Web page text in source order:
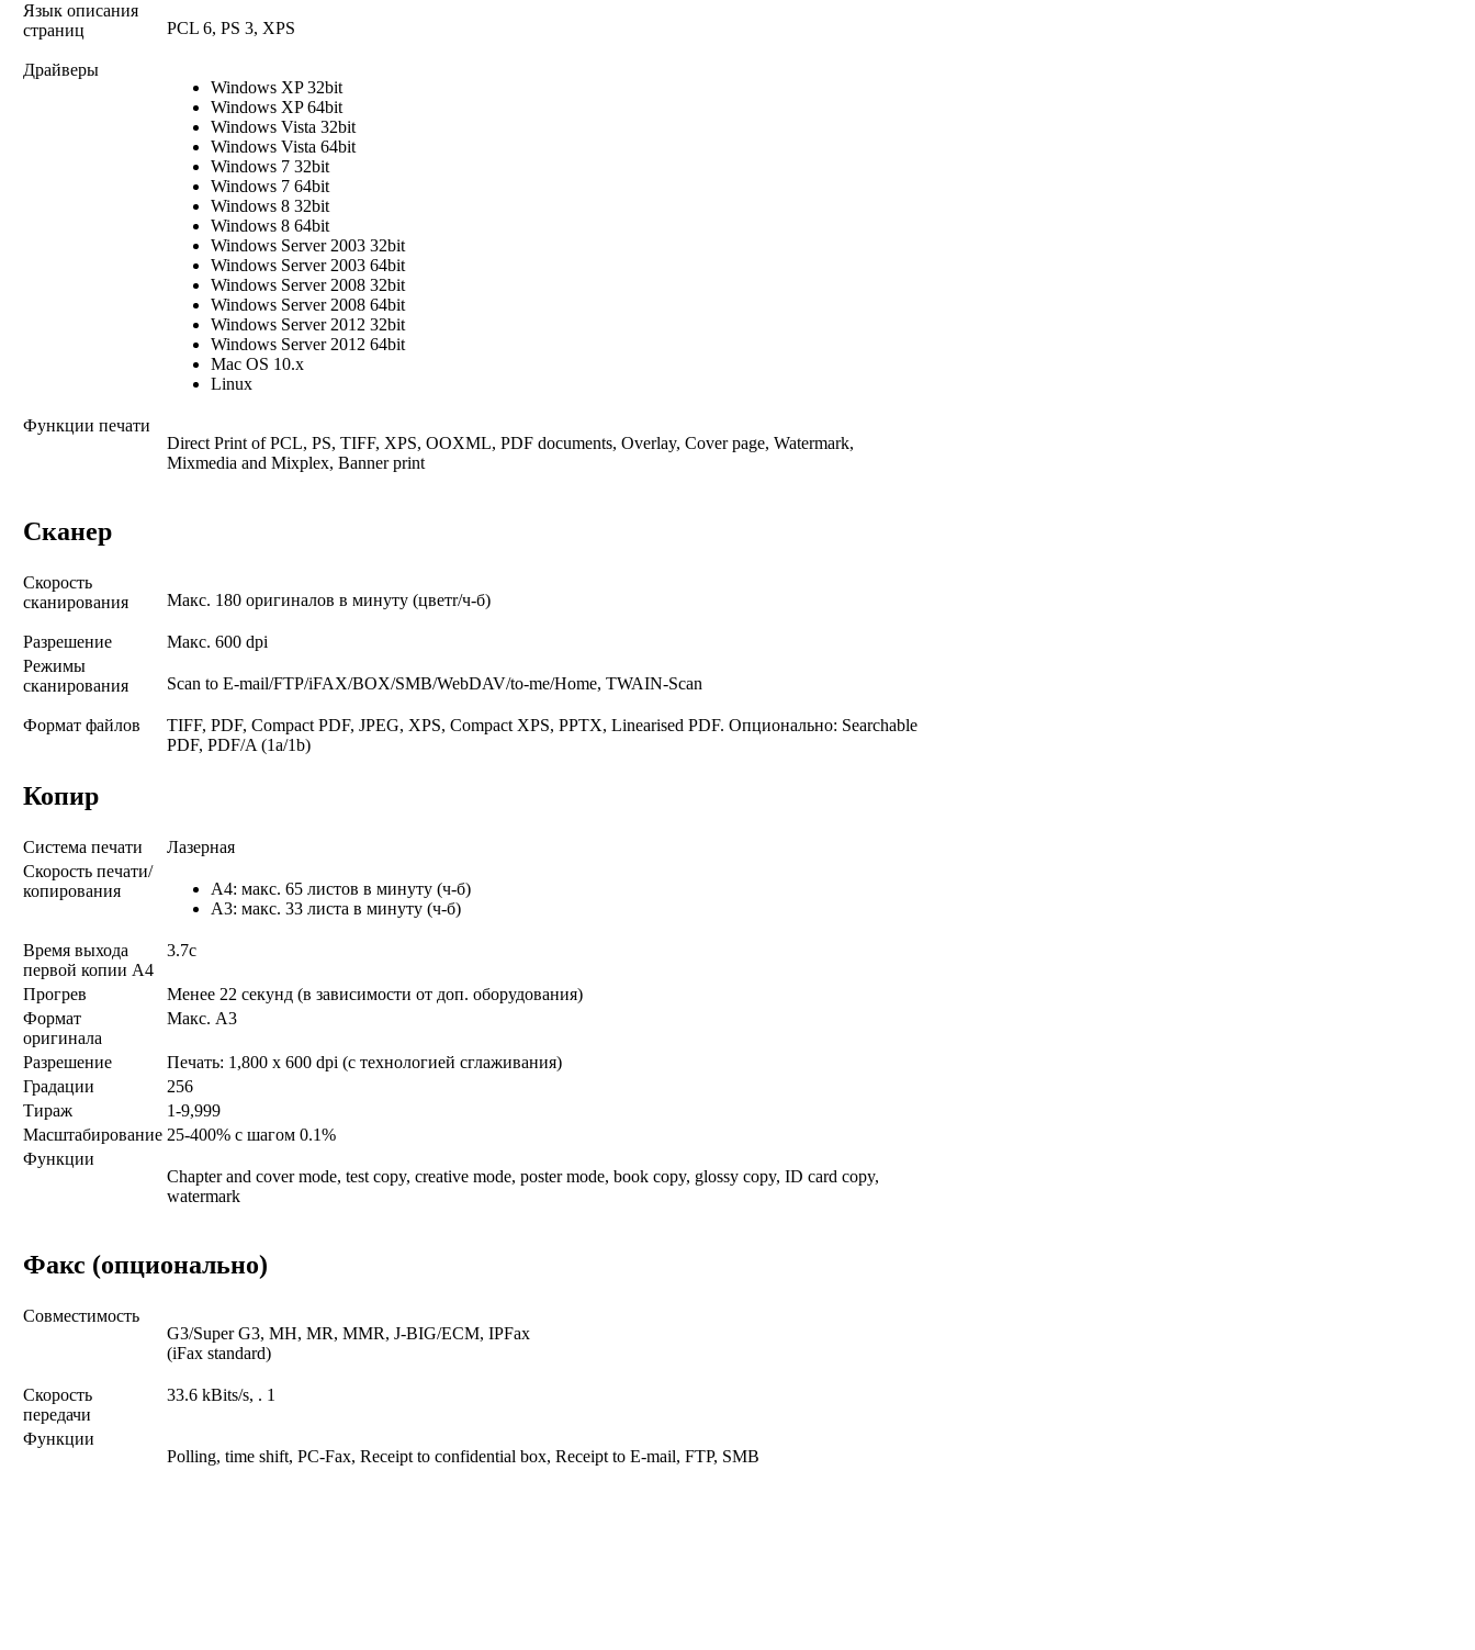
Язык описания
страниц
PCL 6, PS 3, XPS
Драйверы
Windows XP 32bit
Windows XP 64bit
Windows Vista 32bit
Windows Vista 64bit
Windows 7 32bit
Windows 7 64bit
Windows 8 32bit
Windows 8 64bit
Windows Server 2003 32bit
Windows Server 2003 64bit
Windows Server 2008 32bit
Windows Server 2008 64bit
Windows Server 2012 32bit
Windows Server 2012 64bit
Mac OS 10.x
Linux
Функции печати
Direct Print of PCL, PS, TIFF, XPS, OOXML, PDF documents, Overlay, Cover page, Watermark,
Mixmedia and Mixplex, Banner print
Сканер
Скорость
сканирования
Макс. 180 оригиналов в минуту (цветr/ч-б)
Разрешение
Макс. 600 dpi
Режимы
сканирования
Scan to E-mail/FTP/iFAX/BOX/SMB/WebDAV/to-me/Home, TWAIN-Scan
Формат файлов
TIFF, PDF, Compact PDF, JPEG, XPS, Compact XPS, PPTX, Linearised PDF. Опционально: Searchable
PDF, PDF/A (1a/1b)
Копир
Система печати
Лазерная
Скорость печати/
копирования
A4: макс. 65 листов в минуту (ч-б)
A3: макс. 33 листа в минуту (ч-б)
Время выхода
первой копии А4
3.7с
Прогрев
Менее 22 секунд (в зависимости от доп. оборудования)
Формат
оригинала
Макс. A3
Разрешение
Печать: 1,800 x 600 dpi (с технологией сглаживания)
Градации
256
Тираж
1-9,999
Масштабирование 25-400% с шагом 0.1%
Функции
Chapter and cover mode, test copy, creative mode, poster mode, book copy, glossy copy, ID card copy,
watermark
Факс (опционально)
Совместимость
G3/Super G3, MH, MR, MMR, J-BIG/ECM, IPFax
(iFax standard)
Скорость
передачи
33.6 kBits/s, . 1
Функции
Polling, time shift, PC-Fax, Receipt to confidential box, Receipt to E-mail, FTP, SMB